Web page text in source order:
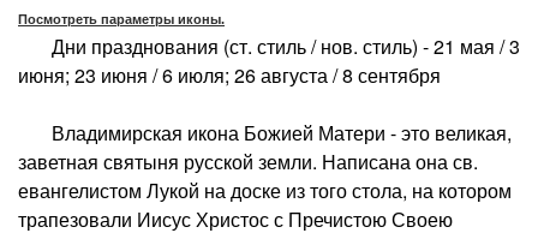
Посмотреть параметры иконы.
Дни празднования (ст. стиль / нов. стиль) - 21 мая / 3
июня; 23 июня / 6 июля; 26 августа / 8 сентября
Владимирская икона Божией Матери - это великая,
заветная святыня русской земли. Написана она св.
евангелистом Лукой на доске из того стола, на котором
трапезовали Иисус Христос с Пречистою Своею